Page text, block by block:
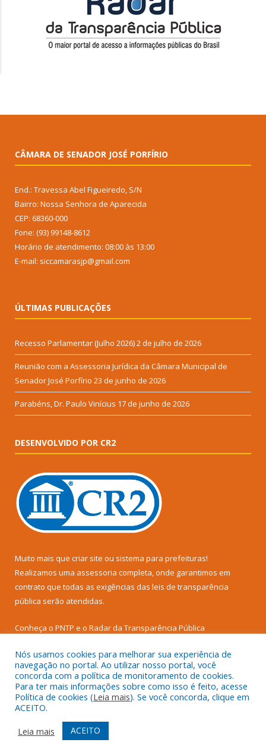
CÂMARA DE SENADOR JOSÉ PORFÍRIO
End.: Travessa Abel Figueiredo, S/N
Bairro: Nossa Senhora de Aparecida
CEP: 68360-000
Fone: (93) 99148-8612
Horário de atendimento: 08:00 às 13:00
E-mail: siccamarasjp@gmail.com
ÚLTIMAS PUBLICAÇÕES
Recesso Parlamentar (Julho 2026)2 de julho de 2026
Reunião com a Assessoria Jurídica da Câmara Municipal de
Senador José Porfírio 23 de junho de 2026
Parabéns, Dr. Paulo Vinícius 17 de junho de 2026
DESENVOLVIDO POR CR2
Muito mais que criar site ou sistema para prefeituras!
Realizamos uma assessoria completa, onde garantimos em
contrato que todas as exigências das leis de transparência
pública serão atendidas.
Conheça o PNTP e o Radar da Transparência Pública
Todos os direitos reservados a Câmara Municipal de Senador
José Porfírio.
Mapa do Site
Acessar Área Administrativa
Acessar Webmail
Nós usamos cookies para melhorar sua experiência de
navegação no portal. Ao utilizar nosso portal, você
concorda com a política de monitoramento de cookies.
Para ter mais informações sobre como isso é feito, acesse
Política de cookies (Leia mais). Se você concorda, clique em
ACEITO.
Leia mais
ACEITO